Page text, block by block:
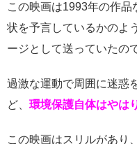
この映画は1993年の作品
状を予言しているかのよ
ージとして送っていたの
過激な運動で周囲に迷惑
ど、 環境保護自体はやは
この映画はスリルがあり